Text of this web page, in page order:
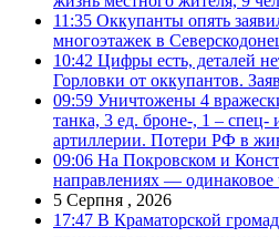
11:35 Оккупанты опять
многоэтажек в
10:42 Цифры есть, деталей
Горловки от оккупантов.
09:59 Уничтожены 4
танка, 3 ед. броне-, 1 – спец-
артиллерии. Потери РФ в
09:06 На Покровском и
направлениях — одинаковое
5 Серпня , 2026
17:47 В Краматорской